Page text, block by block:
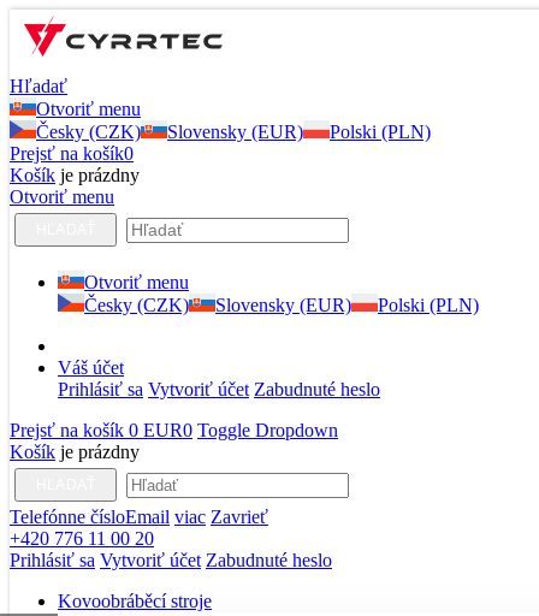
Hľadať
Otvoriť menu
Česky (CZK)
Slovensky (EUR)
Polski (PLN)
Prejsť na košík0
Košík je prázdny
Otvoriť menu
Otvoriť menu
Česky (CZK)
Slovensky (EUR) Polski (PLN)
Váš účet
Prihlásiť sa Vytvoriť účet Zabudnuté heslo
Prejsť na košík 0 EUR0 Toggle Dropdown
Košík je prázdny
Telefónne čísloEmail viac Zavrieť
+420 776 11 00 20
Prihlásiť sa Vytvoriť účet Zabudnuté heslo
Kovoobráběcí stroje